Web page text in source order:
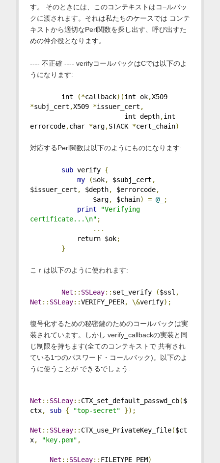
す。 そのときには、このコンテキストはコ−ルバッ
クに渡されます。それは私たちのケースでは コンテ
キストから適切なPerl関数を探し出す、呼び出すた
めの仲介役となります。
---- 不正確 ---- verifyコールバックはCでは以下のよ
うになります:
int (*callback)(int ok,
X509
*subj_cert ,X509 *issuer_cert ,
int depth,int
errorcode,char *arg,STACK *cert_chain)
対応するPerl関数は以下のようにものになります:
sub verify {
my
($ok, $subj_cert ,
$issuer_cert , $depth, $errorcode,
$arg, $chain) = @_
;
print
"Verifying
certificate...\n" ;
...
return $ok;
}
こｒは以下のように使われます:
Net :: SSLeay:: set_verify ($ssl ,
Net :: SSLeay::VERIFY_PEER, \&verify);
復号化するための秘密鍵のためのコールバックは実
装されています。しかし verify_callbackの実装と同
じ制限を持ちます(全てのコンテキストで 共有され
ている1つのパスワード・コールバック)。以下のよ
うに使うことが できるでしょう:
Net :: SSLeay:: CTX_set_default_passwd_cb($
ctx, sub { "top-secret" });
Net :: SSLeay:: CTX_use_PrivateKey_file($ct
x, "key.pem" ,
Net :: SSLeay:: FILETYPE_PEM)